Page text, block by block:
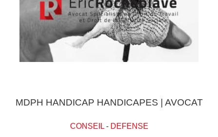
MDPH HANDICAP HANDICAPES | AVOCAT
CONSEIL- DEFENSE